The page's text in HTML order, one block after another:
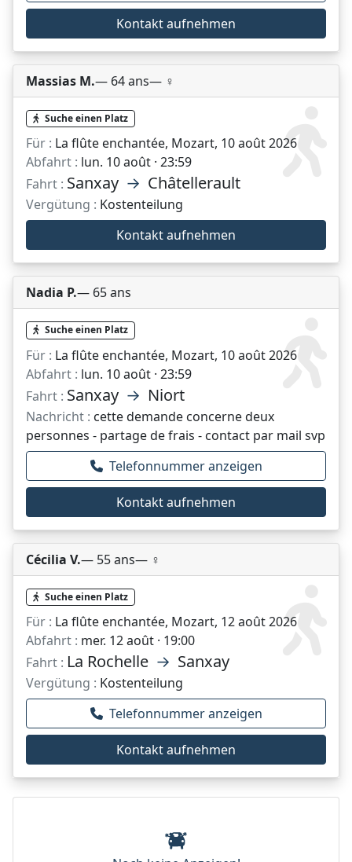
Kontakt aufnehmen
Massias M.— 64 ans— ♀️
Suche einen Platz
Für : La flûte enchantée, Mozart, 10 août 2026
Abfahrt : lun. 10 août · 23:59
Fahrt : Sanxay → Châtellerault
Vergütung : Kostenteilung
Kontakt aufnehmen
Nadia P.— 65 ans
Suche einen Platz
Für : La flûte enchantée, Mozart, 10 août 2026
Abfahrt : lun. 10 août · 23:59
Fahrt : Sanxay → Niort
Nachricht : cette demande concerne deux
personnes - partage de frais - contact par mail svp
Telefonnummer anzeigen
Kontakt aufnehmen
Cécilia V.— 55 ans— ♀️
Suche einen Platz
Für : La flûte enchantée, Mozart, 12 août 2026
Abfahrt : mer. 12 août · 19:00
Fahrt : La Rochelle → Sanxay
Vergütung : Kostenteilung
Telefonnummer anzeigen
Kontakt aufnehmen